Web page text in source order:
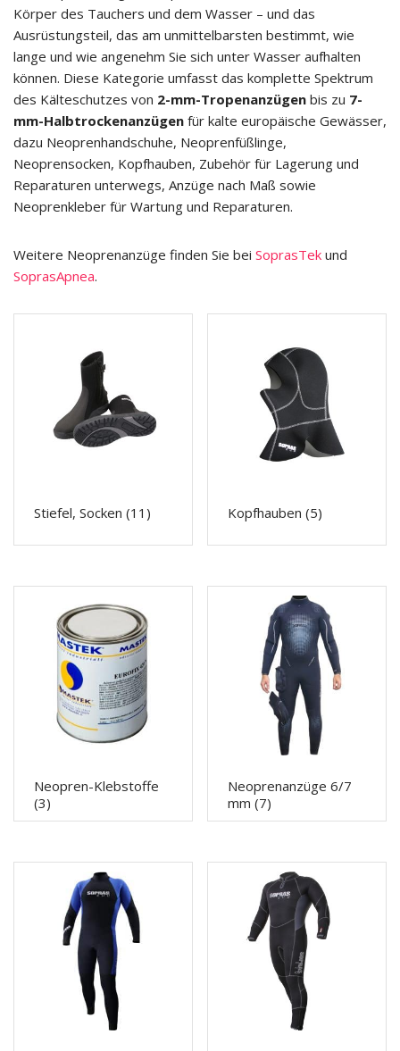
Körper des Tauchers und dem Wasser – und das
Ausrüstungsteil, das am unmittelbarsten bestimmt, wie
lange und wie angenehm Sie sich unter Wasser aufhalten
können. Diese Kategorie umfasst das komplette Spektrum
des Kälteschutzes von 2-mm-Tropenanzügen bis zu 7-
mm-Halbtrockenanzügen für kalte europäische Gewässer,
dazu Neoprenhandschuhe, Neoprenfüßlinge,
Neoprensocken, Kopfhauben, Zubehör für Lagerung und
Reparaturen unterwegs, Anzüge nach Maß sowie
Neoprenkleber für Wartung und Reparaturen.
Weitere Neoprenanzüge finden Sie bei SoprasTek und
SoprasApnea.
Stiefel, Socken (11) Kopfhauben(5)
Neopren-Klebstoffe
(3)
Neoprenanzüge 6/7
mm(7)